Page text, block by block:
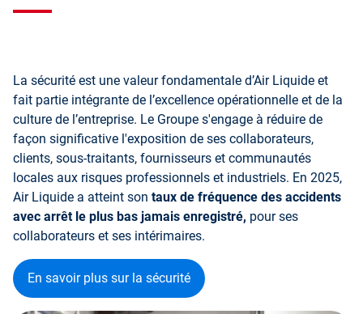
La sécurité est une valeur fondamentale d’Air Liquide et
fait partie intégrante de l’excellence opérationnelle et de la
culture de l’entreprise. Le Groupe s'engage à réduire de
façon significative l'exposition de ses collaborateurs,
clients, sous-traitants, fournisseurs et communautés
locales aux risques professionnels et industriels. En 2025,
Air Liquide a atteint son taux de fréquence des accidents
avec arrêt le plus bas jamais enregistré, pour ses
collaborateurs et ses intérimaires.
En savoir plus sur la sécurité